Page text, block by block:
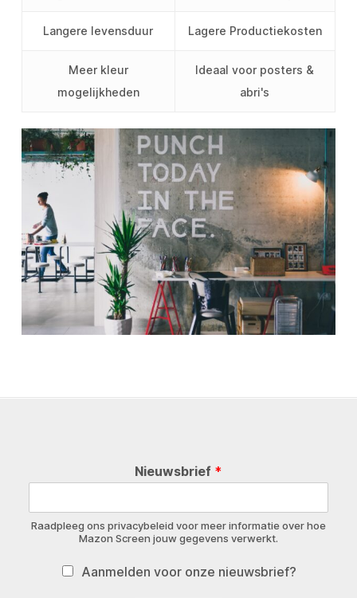
Langere levensduur Lagere Productiekosten
Meer kleur
mogelijkheden
Ideaal voor posters &
abri's
Nieuwsbrief *
Raadpleeg ons privacybeleid voor meer informatie over hoe
Mazon Screen jouw gegevens verwerkt.
Aanmelden voor onze nieuwsbrief?